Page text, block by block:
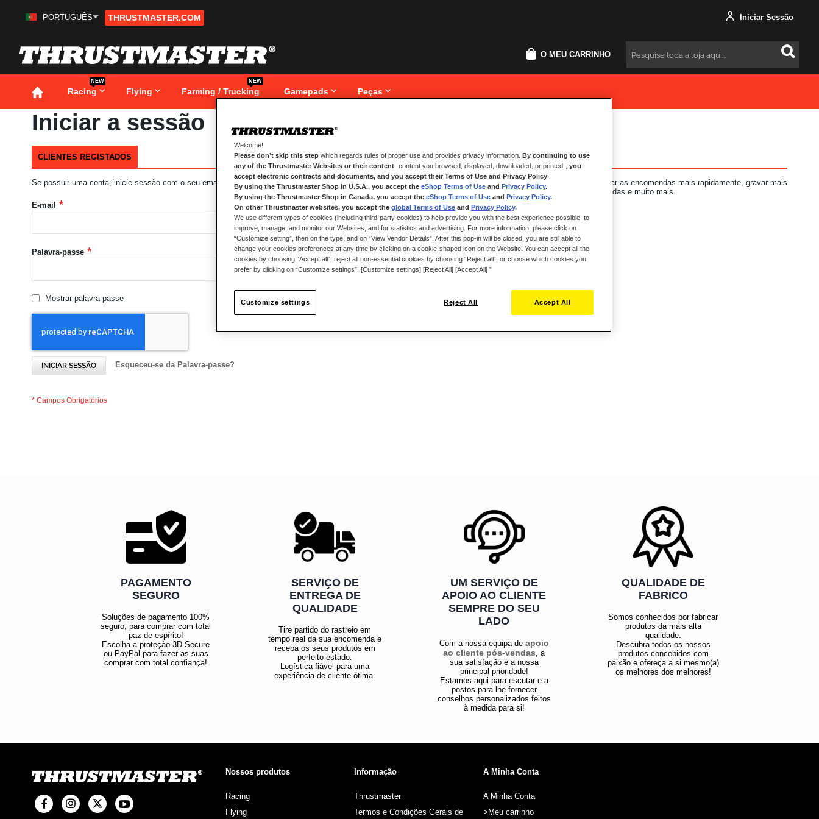
Conteúdo
PORTUGUÊS THRUSTMASTER.COM Iniciar Sessão
O MEU CARRINHO Pesquisar
Racing
NEW
Flying Farming / Trucking
NEW
Gamepads Peças
Iniciar a sessão
CLIENTES REGISTADOS
Se possuir uma conta, inicie sessão com o seu email.
E-mail
Palavra-passe
Mostrar palavra-passe
INICIAR SESSÃO Esqueceu-se da Palavra-passe?
NOVOS CLIENTES
Criar uma conta online tem muitas vantagens: finalizar as encomendas mais rapidamente, gravar mais
que uma morada, seguir o estado das suas encomendas e muito mais.
CRIAR UMA CONTA
PAGAMENTO
SEGURO
Soluções de pagamento 100%
seguro, para comprar com total
paz de espírito!
Escolha a proteção 3D Secure
ou PayPal para fazer as suas
comprar com total confiança!
SERVIÇO DE
ENTREGA DE
QUALIDADE
Tire partido do rastreio em
tempo real da sua encomenda e
receba os seus produtos em
perfeito estado.
Logística fiável para uma
experiência de cliente ótima.
UM SERVIÇO DE
APOIO AO CLIENTE
SEMPRE DO SEU
LADO
Com a nossa equipa de apoio
ao cliente pós-vendas , a
sua satisfação é a nossa
principal prioridade!
Estamos aqui para escutar e a
postos para lhe fornecer
conselhos personalizados feitos
à medida para si!
QUALIDADE DE
FABRICO
Somos conhecidos por fabricar
produtos da mais alta
qualidade.
Descubra todos os nossos
produtos concebidos com
paixão e ofereça a si mesmo(a)
os melhores dos melhores!
Nossos produtos
Racing
Flying
Informação
Thrustmaster
Termos e Condições Gerais de
A Minha Conta
A Minha Conta
>Meu carrinho
Welcome!
Please don’t skip this step which regards rules of proper use and provides privacy information. By continuing to use
any of the Thrustmaster Websites or their content -content you browsed, displayed, downloaded, or printed-, you
accept electronic contracts and documents, and you accept their Terms of Use and Privacy Policy
By using the Thrustmaster Shop in U.S.A., you accept the eShop Terms of Use and Privacy Policy.
By using the Thrustmaster Shop in Canada, you accept the eShop Terms of Use and Privacy Policy.
On other Thrustmaster websites, you accept the global Terms of Use and Privacy Policy.
We use different types of cookies (including third-party cookies) to help provide you with the best experience possible, to
improve, manage, and monitor our Websites, and for statistics and advertising. For more information, please click on
“Customize setting”, then on the type, and on “View Vendor Details”. After this pop-in will be closed, you are still able to
change your cookies preferences at any time by clicking on a cookie-shaped icon on the Website. You can accept all the
cookies by choosing “Accept all”, reject all non-essential cookies by choosing “Reject all”, or choose which cookies you
prefer by clicking on “Customize settings”. [Customize settings] [Reject All] [Accept All] ”
Reject All Accept All
Customize settings